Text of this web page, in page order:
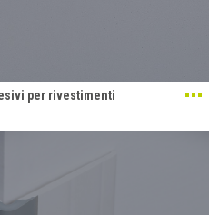
per rivestimenti